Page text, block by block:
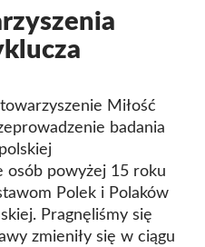
Miłość
badania
osób powyżej 15 roku
Polek i Polaków
Pragnęliśmy się
zmieniły się w ciągu